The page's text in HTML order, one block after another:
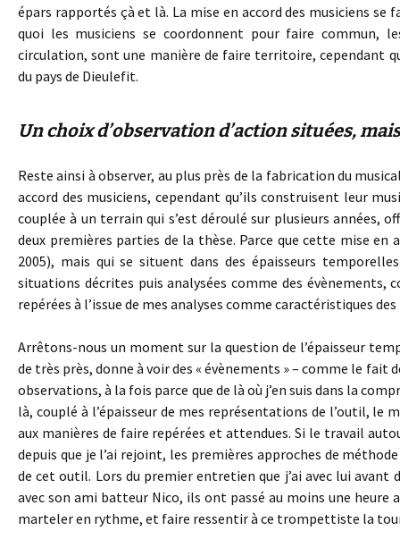
épars rapportés çà et là. La mise en accord des musiciens se
quoi les musiciens se coordonnent pour faire commun,
circulation, sont une manière de faire territoire, cependant
du pays de Dieulefit.
Un choix d’observation d’action situées,
Reste ainsi à observer, au plus près de la fabrication du
accord des musiciens, cependant qu’ils construisent leur
couplée à un terrain qui s’est déroulé sur plusieurs années,
deux premières parties de la thèse. Parce que cette mise en
2005), mais qui se situent dans des épaisseurs
situations décrites puis analysées comme des évènements,
repérées à l’issue de mes analyses comme caractéristiques
Arrêtons-nous un moment sur la question de l’épaisseur
de très près, donne à voir des « évènements » – comme le
observations, à la fois parce que de là où j’en suis dans la
là, couplé à l’épaisseur de mes représentations de l’outil,
aux manières de faire repérées et attendues. Si le travail
depuis que je l’ai rejoint, les premières approches de
de cet outil. Lors du premier entretien que j’ai avec lui
avec son ami batteur Nico, ils ont passé au moins une heure
marteler en rythme, et faire ressentir à ce trompettiste la